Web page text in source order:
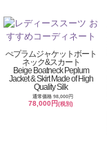
ぺプラムジャケットボート
ネック&スカート
Beige Boatneck Peplum
Jacket & Skirt Made of High
Quality Silk
通常価格 98,000円
78,000円(税別)